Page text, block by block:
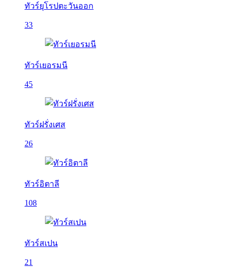
ทัวร์ยุโรปตะวันออก
33
ทัวร์เยอรมนี
45
ทัวร์ฝรั่งเศส
26
ทัวร์อิตาลี
108
ทัวร์สเปน
21